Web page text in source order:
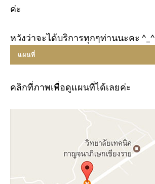
ค่ะ
หวังว่าจะได้บริการทุกๆท่านนะคะ ^_^
แผนที่
คลิกที่ภาพเพื่อดูแผนที่ได้เลยค่ะ